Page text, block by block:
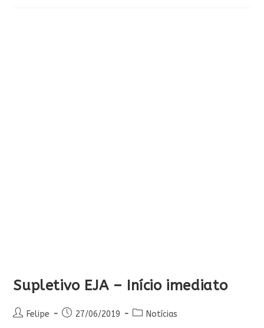
Supletivo EJA – Início imediato
AutorFelipe
Post27/06/2019
Categoria
Notícias